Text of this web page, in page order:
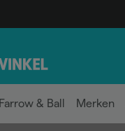
Farrow & Ball Merken